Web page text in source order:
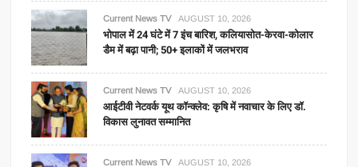
Current News TV AUGUST 10, 2026
भोपाल में 24 घंटे में 7 इंच बारिश, कलियासोत-केरवा-कोलार
डैम में बढ़ा पानी; 50+ इलाकों में जलभराव
Current News TV AUGUST 10, 2026
आईटीवी नेटवर्क यूथ कॉन्क्लेव: कृषि में नवाचार के लिए डॉ.
विकास लुनावत सम्मानित
Current News TV AUGUST 10, 2026